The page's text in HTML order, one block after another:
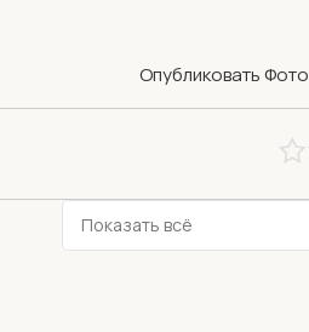
Опубликовать Фото